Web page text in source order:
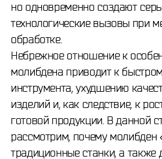
но одновременно создают
технологические вызовы при
обработке.
Небрежное отношение к
молибдена приводит к
инструмента, ухудшению
изделий и, как следствие, к
готовой продукции. В данной
рассмотрим, почему молибден
традиционные станки, а также